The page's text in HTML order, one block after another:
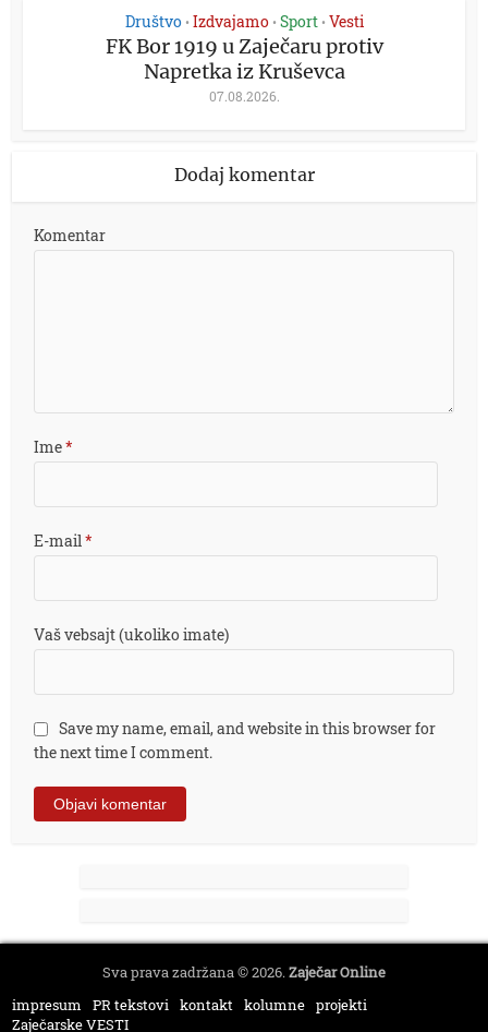
Društvo • Izdvajamo • Sport • Vesti
FK Bor 1919 u Zaječaru protiv
Napretka iz Kruševca
07.08.2026.
Dodaj komentar
Komentar
Ime*
E-mail*
Vaš vebsajt (ukoliko imate)
Save my name, email, and website in this browser for
the next time I comment.
Sva prava zadržana © 2026.Zaječar Online
impresum
PR tekstovi kontakt kolumne projekti
Zaječarske VESTI